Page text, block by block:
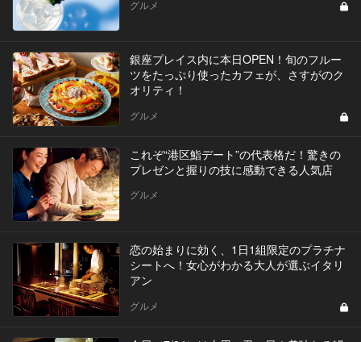
グルメ
銀座プレイス内に本日OPEN！旬のフルー
ツをたっぷり使ったカフェが、さすがのク
オリティ！
グルメ
これぞ“港区鮨デート”の代表格だ！驚きの
プレゼンと握りの技に感動できる人気店
グルメ
恋の始まりに効く、1日1組限定のプラチナ
シートへ！女心がわかる大人が選ぶイタリ
アン
グルメ